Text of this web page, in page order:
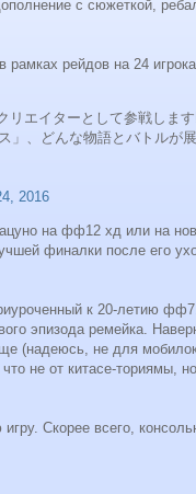
с сюжеткой,
рейдов на 24
リエイターとして参戦しま
」、どんな物語とバトルが
2016
на фф12 хд или на
финалки после его
к 20-летию
эпизода ремейка.
(надеюсь, не для
не от китасе-ториямы,
Скорее всего,